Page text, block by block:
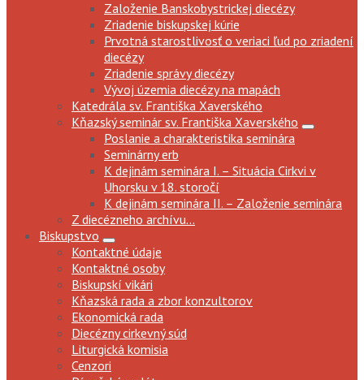
Založenie Banskobystrickej diecézy
Zriadenie biskupskej kúrie
Prvotná starostlivosť o veriaci ľud po zriadení
diecézy
Zriadenie správy diecézy
Vývoj územia diecézy na mapách
Katedrála sv. Františka Xaverského
Kňazský seminár sv. Františka Xaverského
Poslanie a charakteristika seminára
Seminárny erb
K dejinám seminára I. – Situácia Cirkvi v
Uhorsku v 18. storočí
K dejinám seminára II. – Založenie seminára
Z diecézneho archívu...
Biskupstvo
Kontaktné údaje
Kontaktné osoby
Biskupskí vikári
Kňazská rada a zbor konzultorov
Ekonomická rada
Diecézny cirkevný súd
Liturgická komisia
Cenzori